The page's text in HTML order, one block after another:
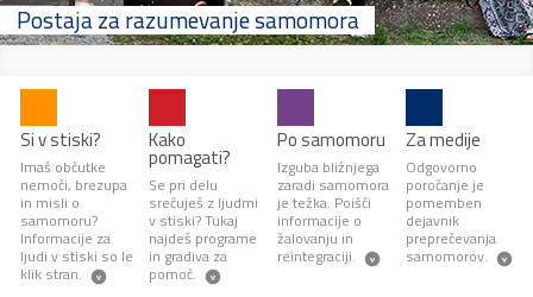
Postaja za razumevanje samomora
Si v stiski?
Imaš občutke
nemoči, brezupa
in misli o
samomoru?
Informacije za
ljudi v stiski so le
klik stran.
Kako
pomagati?
Se pri delu
srečuješ z ljudmi
v stiski? Tukaj
najdeš programe
in gradiva za
pomoč.
Po samomoru
Izguba bližnjega
zaradi samomora
je težka. Poišči
informacije o
žalovanju in
reintegraciji.
Za medije
Odgovorno
poročanje je
pomemben
dejavnik
preprečevanja
samomorov.